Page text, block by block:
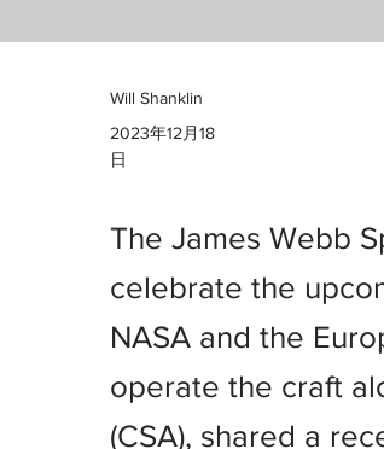
Will Shanklin
2023年12月18
日
The James Webb
celebrate the
NASA and the
operate the craft
(CSA), shared a